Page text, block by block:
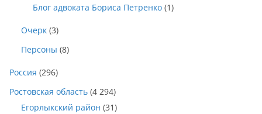
Блог адвоката Бориса Петренко (1)
Очерк (3)
Персоны (8)
Россия (296)
Ростовская область (4 294)
Егорлыкский район (31)